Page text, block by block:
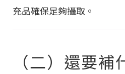
充品確保足夠攝取。
（二）還要補